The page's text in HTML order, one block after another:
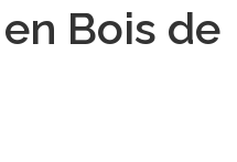
Bois de